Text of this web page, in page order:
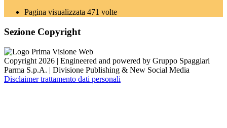
Pagina visualizzata 471 volte
Sezione Copyright
Copyright 2026 | Engineered and powered by Gruppo Spaggiari
Parma S.p.A. | Divisione Publishing & New Social Media
Disclaimer trattamento dati personali